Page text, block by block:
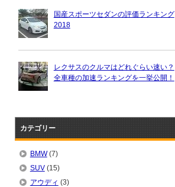
国産スポーツセダンの評価ランキング
2018
レクサスのクルマはどれぐらい速い？
全車種の加速ランキングを一挙公開！
カテゴリー
BMW(7)
SUV(15)
アウディ (3)